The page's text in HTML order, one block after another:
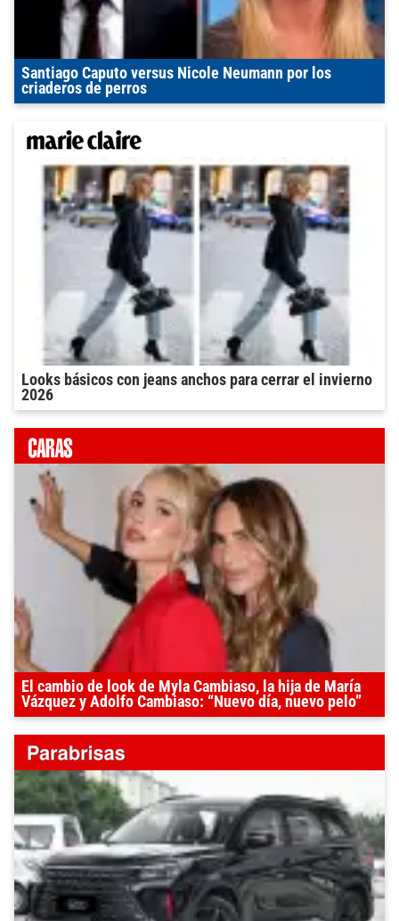
Santiago Caputo versus Nicole Neumann por los
criaderos de perros
Looks básicos con jeans anchos para cerrar el invierno
2026
El cambio de look de Myla Cambiaso, la hija de María
Vázquez y Adolfo Cambiaso: “Nuevo día, nuevo pelo”